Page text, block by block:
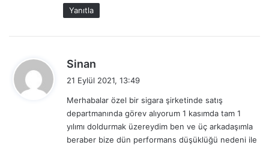
Yanıtla
Sinan
i
k
i
21 Eylül 2021, 13:49
Merhabalar özel bir sigara şirketinde satış
departmanında görev alıyorum 1 kasımda tam 1
yılımı doldurmak üzereydim ben ve üç arkadaşımla
beraber bize dün performans düşüklüğü nedeni ile